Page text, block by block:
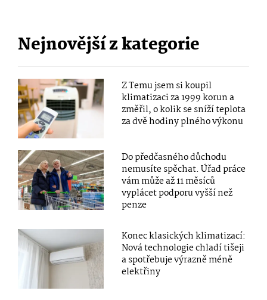
Nejnovější z kategorie
Z Temu jsem si koupil
klimatizaci za 1999 korun a
změřil, o kolik se sníží teplota
za dvě hodiny plného výkonu
Do předčasného důchodu
nemusíte spěchat. Úřad práce
vám může až 11 měsíců
vyplácet podporu vyšší než
penze
Konec klasických klimatizací:
Nová technologie chladí tišeji
a spotřebuje výrazně méně
elektřiny